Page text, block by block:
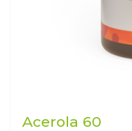
Acerola 60